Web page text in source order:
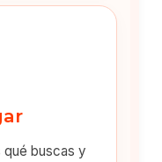
qué buscas y